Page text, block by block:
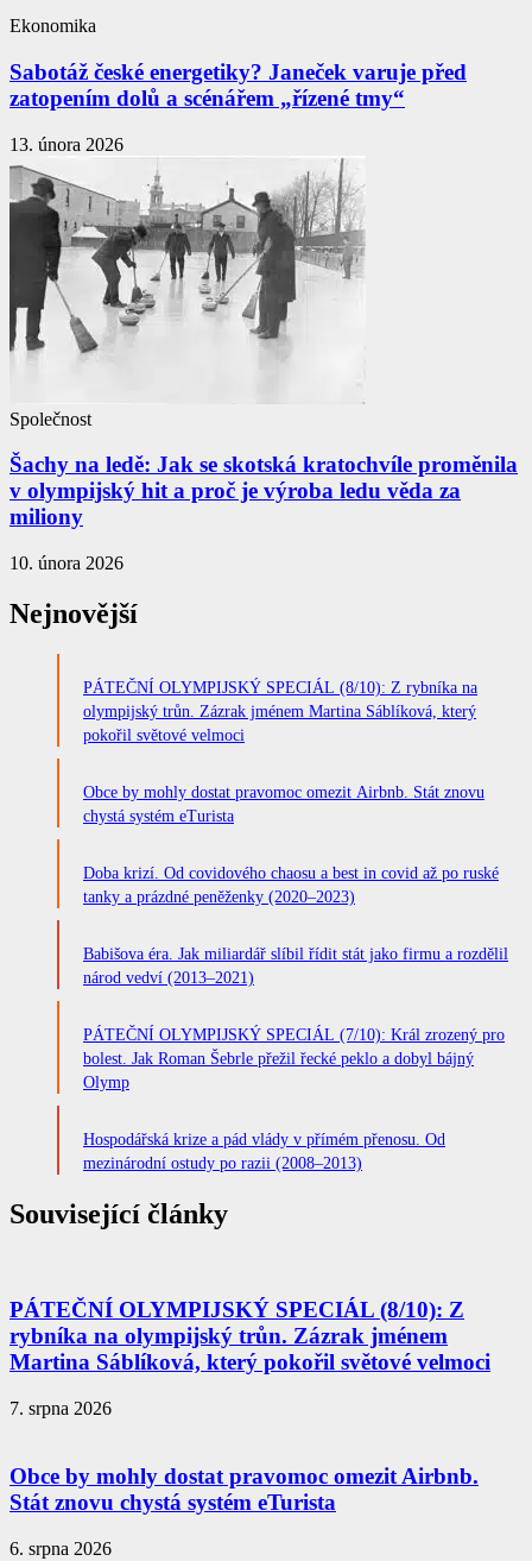
Ekonomika
Sabotáž české energetiky? Janeček varuje před
zatopením dolů a scénářem „řízené tmy“
13. února 2026
Společnost
Šachy na ledě: Jak se skotská kratochvíle proměnila
v olympijský hit a proč je výroba ledu věda za
miliony
10. února 2026
Nejnovější
PÁTEČNÍ OLYMPIJSKÝ SPECIÁL (8/10): Z rybníka na
olympijský trůn. Zázrak jménem Martina Sáblíková, který
pokořil světové velmoci
Obce by mohly dostat pravomoc omezit Airbnb. Stát znovu
chystá systém eTurista
Doba krizí. Od covidového chaosu a best in covid až po ruské
tanky a prázdné peněženky (2020–2023)
Babišova éra. Jak miliardář slíbil řídit stát jako firmu a rozdělil
národ vedví (2013–2021)
PÁTEČNÍ OLYMPIJSKÝ SPECIÁL (7/10): Král zrozený pro
bolest. Jak Roman Šebrle přežil řecké peklo a dobyl bájný
Olymp
Hospodářská krize a pád vlády v přímém přenosu. Od
mezinárodní ostudy po razii (2008–2013)
Související články
PÁTEČNÍ OLYMPIJSKÝ SPECIÁL (8/10): Z
rybníka na olympijský trůn. Zázrak jménem
Martina Sáblíková, který pokořil světové velmoci
7. srpna 2026
Obce by mohly dostat pravomoc omezit Airbnb.
Stát znovu chystá systém eTurista
6. srpna 2026